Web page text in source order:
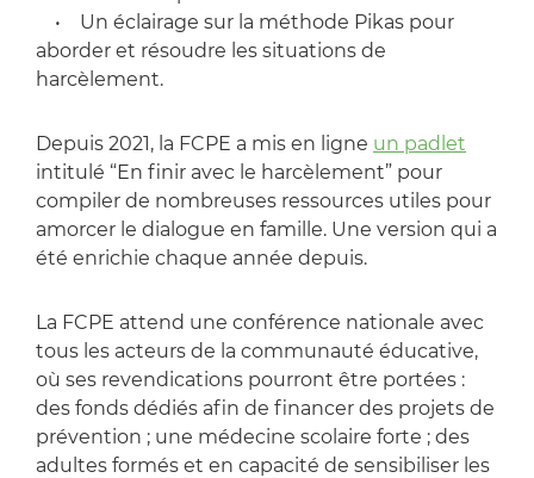
• Un éclairage sur la méthode Pikas pour
aborder et résoudre les situations de
harcèlement.
Depuis 2021, la FCPE a mis en ligne un padlet
intitulé “En finir avec le harcèlement” pour
compiler de nombreuses ressources utiles pour
amorcer le dialogue en famille. Une version qui a
été enrichie chaque année depuis.
La FCPE attend une conférence nationale avec
tous les acteurs de la communauté éducative,
où ses revendications pourront être portées :
des fonds dédiés afin de financer des projets de
prévention ; une médecine scolaire forte ; des
adultes formés et en capacité de sensibiliser les